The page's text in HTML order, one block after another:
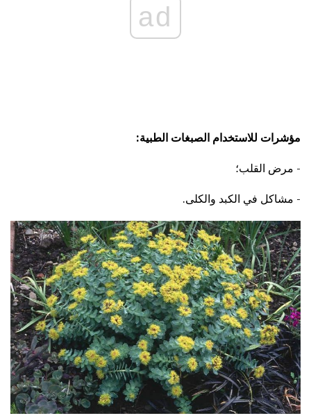
ad
مؤشرات للاستخدام الصبغات الطبية:
- مرض القلب؛
- مشاكل في الكبد والكلى.